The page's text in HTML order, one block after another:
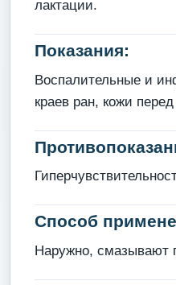
лактации.
Показания:
Воспалительные и
краев ран, кожи
Способ
Наружно, смазывают